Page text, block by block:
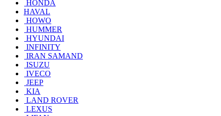
HONDA
HAVAL
HOWO
HUMMER
HYUNDAI
INFINITY
IRAN SAMAND
ISUZU
IVECO
JEEP
KIA
LAND ROVER
LEXUS